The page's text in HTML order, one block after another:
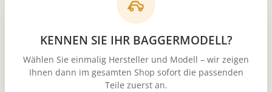
KENNEN SIE IHR BAGGERMODELL?
Wählen Sie einmalig Hersteller und Modell – wir zeigen
Ihnen dann im gesamten Shop sofort die passenden
Teile zuerst an.